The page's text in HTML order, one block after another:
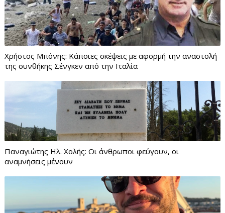
Χρήστος Μπόνης: Κάποιες σκέψεις με αφορμή την αναστολή
της συνθήκης Σένγκεν από την Ιταλία
Παναγιώτης Ηλ. Χολής: Οι άνθρωποι φεύγουν, οι
αναμνήσεις μένουν